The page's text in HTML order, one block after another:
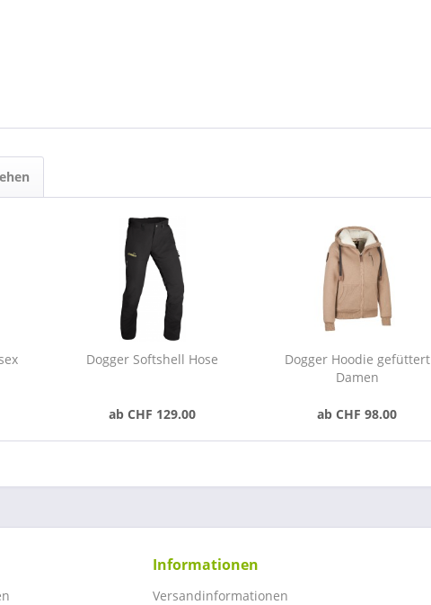
Dogger Softshell Hose
ab CHF 129.00
Dogger Hoodie gefüttert
Damen
ab CHF 98.00
Informationen
Versandinformationen